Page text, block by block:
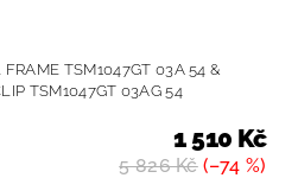
TSM1047GT 03A 54 &
TSM1047GT 03AG 54
5 826 Kč(–74 %)
1 510 Kč